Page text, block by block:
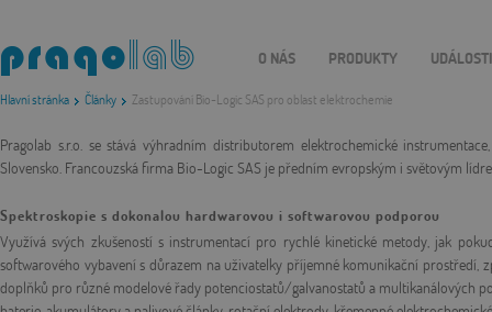
Hlavní stránka Články Zastupování Bio-Logic SAS pro oblast elektrochemie
O NÁS PRODUKTY UDÁLOSTI
Pragolab s.r.o. se stává výhradním distributorem elektrochemické
Slovensko. Francouzská firma Bio-Logic SAS je předním evropským i světovým
Spektroskopie s dokonalou hardwarovou i softwarovou podporou
Využívá svých zkušeností s instrumentací pro rychlé kinetické metody, jak
softwarového vybavení s důrazem na uživatelky příjemné komunikační
doplňků pro různé modelové řady potenciostatů/galvanostatů a multikanálových